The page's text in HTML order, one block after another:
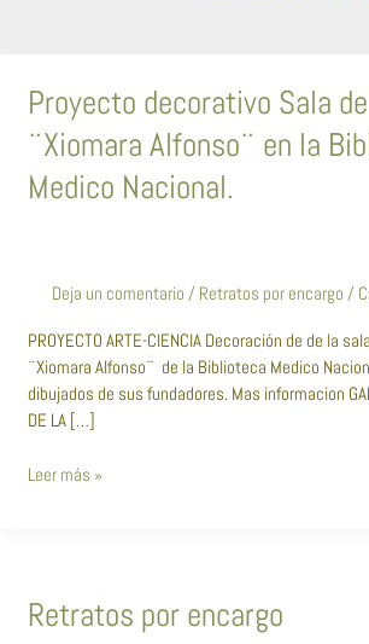
Proyecto decorativo Sala
¨Xiomara Alfonso¨ en la
Medico Nacional.
Deja un comentario / Retratos por encargo /
PROYECTO ARTE-CIENCIA Decoración de de la
¨Xiomara Alfonso¨ de la Biblioteca Medico
dibujados de sus fundadores. Mas informacion
DE LA […]
Proyecto
decorativo
Sala
de
Lectura
Biblioteca
Medico
Nacional.
Leer más »
Retratos por encargo
Retratos
por